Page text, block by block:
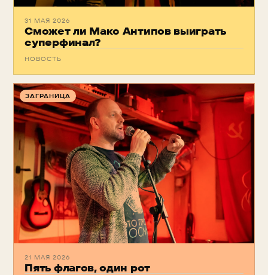
31 МАЯ 2026
Сможет ли Макс Антипов выиграть
суперфинал?
НОВОСТЬ
ЗАГРАНИЦА
21 МАЯ 2026
Пять флагов, один рот